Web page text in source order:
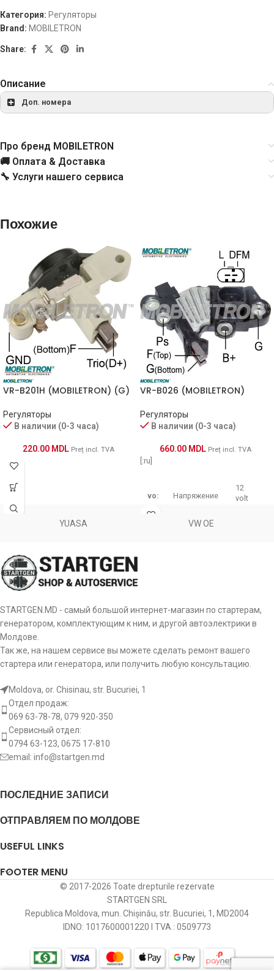
Категория: Регуляторы
Brand: MOBILETRON
Share:
Описание
Доп. номера
F00M144139
F00M145358
CARGO
333259 CARGO
CQ1010026 CQ
0031542806 MERCEDES
0031545506 MERCEDES
1110518 POWERMAX
POWERMAX
1121-082RS
IB248 WAI / TRANSPO
VRG46428 WOODAUTO
Про бренд MOBILETRON
🚚 Оплата & Доставка
🔧 Услуги нашего сервиса
Похожие
VR-B201H (MOBILETRON) (G)
Регуляторы
В наличии (0-3 часа)
220.00 MDL Preț incl. TVA
VR-B026 (MOBILETRON)
Регуляторы
В наличии (0-3 часа)
660.00 MDL Preț incl. TVA
[:ru]
vo: Напряжение
12
volt
id: BSS, LIN IDE
ps:
Тип питания
регулятора
Stator
YUASA VW OE
STARTGEN.MD - самый большой интернет-магазин по стартерам,
генератором, комплектующим к ним, и другой автоэлектрики в
Молдове.
Так же, на нашем сервисе вы можете сделать ремонт вашего
стартера или генератора, или получить любую консультацию.
Moldova, or. Chisinau, str. Bucuriei, 1
Отдел продаж:
069 63-78-78, 079 920-350
Сервисный отдел:
0794 63-123, 0675 17-810
email: info@startgen.md
ПОСЛЕДНИЕ ЗАПИСИ
ОТПРАВЛЯЕМ ПО МОЛДОВЕ
USEFUL LINKS
FOOTER MENU
© 2017-2026 Toate drepturile rezervate
STARTGEN SRL
Republica Moldova, mun. Chișinău, str. Bucuriei, 1, MD2004
IDNO: 1017600001220 I TVA : 0509773